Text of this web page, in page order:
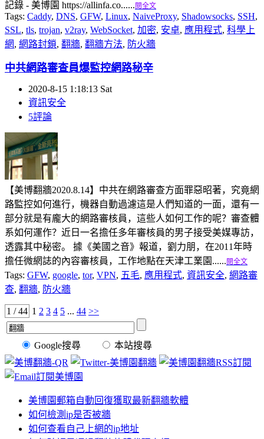
記錄 - 美博園 https://allinfa.co...... 閱全文
Tags: Caddy, DNS, GFW, Linux, NaiveProxy, Shadowsocks, SSH,
SSL, tls, trojan, v2ray, WebSocket, 加密, 安卓, 應用程式, 科學上
網, 網路封鎖, 翻牆, 翻牆方法, 防火牆
中共網路審查員爆監控網路秘辛
2020-8-15 1:18:13 Sat
資訊安全
5評論
【美博翻牆2020.8.14】中共在網路審查方面罪惡昭著，究竟網
路監控如何進行，機器自動過濾這是人們知道的一面，還有一
部分就是有龐大的網路審核員，這些人如何工作的呢？審查體
系如何運作？近日一名擔任多年審核員的男子接受美媒專訪，
透露其中秘密。 據《美國之音》報道，劉力朋，在2011年時
擔任微網誌的內容審核員，工作地點在天津工業園...... 閱全文
Tags: GFW, google, tor, VPN, 五毛, 應用程式, 資訊安全, 網路審
查, 翻牆, 防火牆
1 / 44 1 2 3 4 5 ... 44 >>
Google搜尋 本站搜尋
美博園郵箱自動回復獲取最新翻牆軟體
如何檢測ip是否被牆
如何查看自己上網的ip地址